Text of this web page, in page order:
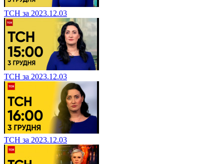
ТСН за 2023.12.03
ТСН за 2023.12.03
ТСН за 2023.12.03